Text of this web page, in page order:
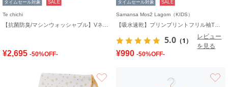
タイムセール対象 SALE
Te chichi
¥2,695 -50%OFF-
タイムセール対象 SALE
Samansa Mos2 Lagom（KIDS）
5.0 （1）
レビュー
を見る
¥990 -50%OFF-